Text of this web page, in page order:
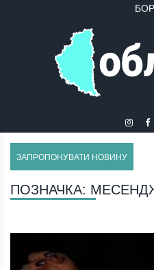
ЗАПРОПОНУВАТИ НОВИНУ
ПОЗНАЧКА: